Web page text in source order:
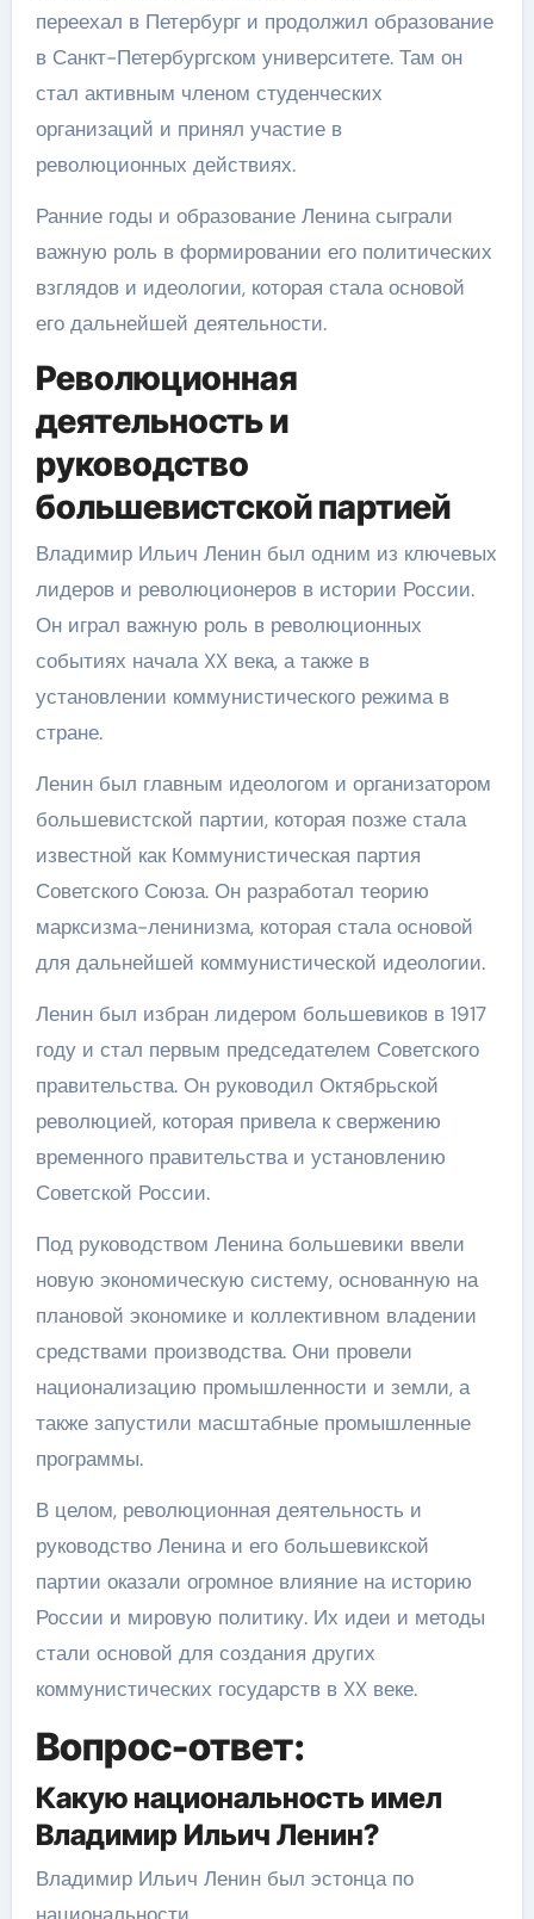
переехал в Петербург и продолжил образование
в Санкт-Петербургском университете. Там он
стал активным членом студенческих
организаций и принял участие в
революционных действиях.
Ранние годы и образование Ленина сыграли
важную роль в формировании его политических
взглядов и идеологии, которая стала основой
его дальнейшей деятельности.
Революционная
деятельность и
руководство
большевистской партией
Владимир Ильич Ленин был одним из ключевых
лидеров и революционеров в истории России.
Он играл важную роль в революционных
событиях начала XX века, а также в
установлении коммунистического режима в
стране.
Ленин был главным идеологом и организатором
большевистской партии, которая позже стала
известной как Коммунистическая партия
Советского Союза. Он разработал теорию
марксизма-ленинизма, которая стала основой
для дальнейшей коммунистической идеологии.
Ленин был избран лидером большевиков в 1917
году и стал первым председателем Советского
правительства. Он руководил Октябрьской
революцией, которая привела к свержению
временного правительства и установлению
Советской России.
Под руководством Ленина большевики ввели
новую экономическую систему, основанную на
плановой экономике и коллективном владении
средствами производства. Они провели
национализацию промышленности и земли, а
также запустили масштабные промышленные
программы.
В целом, революционная деятельность и
руководство Ленина и его большевикской
партии оказали огромное влияние на историю
России и мировую политику. Их идеи и методы
стали основой для создания других
коммунистических государств в XX веке.
Вопрос-ответ:
Какую национальность имел
Владимир Ильич Ленин?
Владимир Ильич Ленин был эстонца по